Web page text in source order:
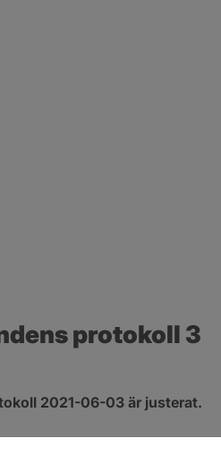
protokoll 3
2021-06-03 är justerat.
kB, öppnas i nytt fönster.